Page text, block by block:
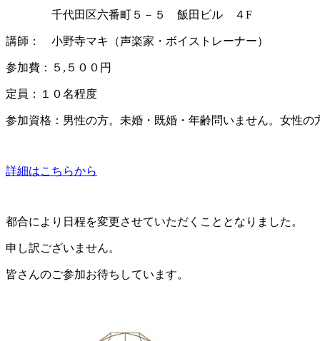
千代田区六番町５－５ 飯田ビル ４F
講師： 小野寺マキ（声楽家・ボイストレーナー）
参加費：５,５００円
定員：１０名程度
参加資格：男性の方。未婚・既婚・年齢問いません。女性
詳細はこちらから
都合により日程を変更させていただくこととなりました。
申し訳ございません。
皆さんのご参加お待ちしています。